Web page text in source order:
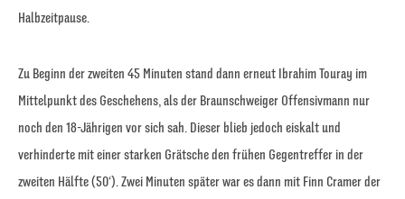
Halbzeitpause.
Zu Beginn der zweiten 45 Minuten stand dann erneut Ibrahim Touray im
Mittelpunkt des Geschehens, als der Braunschweiger Offensivmann nur
noch den 18-Jährigen vor sich sah. Dieser blieb jedoch eiskalt und
verhinderte mit einer starken Grätsche den frühen Gegentreffer in der
zweiten Hälfte (50‘). Zwei Minuten später war es dann mit Finn Cramer der